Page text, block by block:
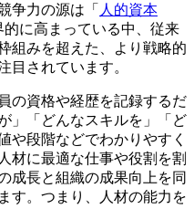
争力の源は「 人的資本
的に高まっている中、従来
組みを超えた、より戦略的
目されています。
の資格や経歴を記録するだ
」「どんなスキルを」「ど
や段階などでわかりやすく
材に最適な仕事や役割を割
成長と組織の成果向上を同
す。つまり、人材の能力を